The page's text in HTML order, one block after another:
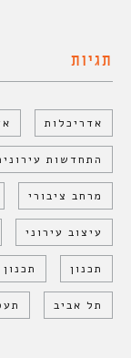
תגיות
אדריכלות
התחדשות
מרחב ציבורי
עיצוב עירוני
תכנון
תל אביב